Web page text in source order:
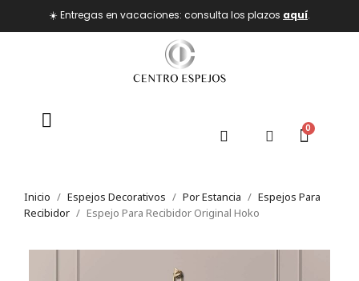
☀️ Entregas en vacaciones: consulta los plazos aquí.
Inicio Espejos Decorativos Por Estancia
Espejos Para
Recibidor
Espejo Para Recibidor Original Hoko